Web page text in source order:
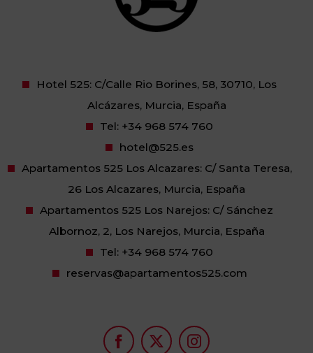
Hotel 525: C/Calle Rio Borines, 58, 30710, Los
Alcázares, Murcia, España
Tel: +34 968 574 760
hotel@525.es
Apartamentos 525 Los Alcazares: C/ Santa Teresa,
26 Los Alcazares, Murcia, España
Apartamentos 525 Los Narejos: C/ Sánchez
Albornoz, 2, Los Narejos, Murcia, España
Tel: +34 968 574 760
reservas@apartamentos525.com